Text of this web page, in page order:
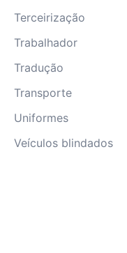
Terceirização
Trabalhador
Tradução
Transporte
Uniformes
Veículos blindados